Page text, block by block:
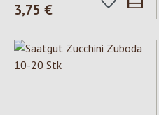
Regulärer Preis:
3,75 €